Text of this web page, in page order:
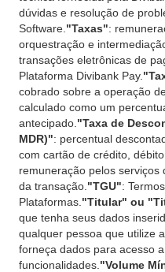
dúvidas e resolução de
Software. "Taxas":
orquestração e
transações eletrônicas de
Plataforma Divibank Pay.
cobrado sobre a operação
calculado como um
antecipado. "Taxa de
MDR)": percentual
com cartão de crédito,
remuneração pelos
da transação. "TGU":
Plataformas. "Titular" ou
que tenha seus dados
qualquer pessoa que utilize
forneça dados para acesso
funcionalidades. "Volume